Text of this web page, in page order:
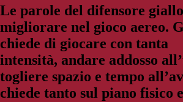
Le parole del difensore
migliorare nel gioco aereo.
chiede di giocare con tanta
intensità, andare addosso
togliere spazio e tempo
chiede tanto sul piano fisico